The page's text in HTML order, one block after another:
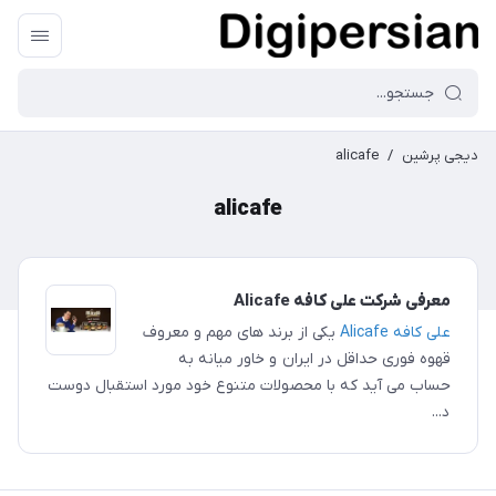
دیجی پرشین /
alicafe
alicafe
معرفی شرکت علی کافه Alicafe
علی کافه Alicafe
یکی از برند های مهم و معروف
قهوه فوری حداقل در ایران و خاور میانه به
حساب می آید که با محصولات متنوع خود مورد استقبال دوست
د...